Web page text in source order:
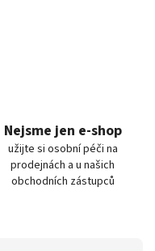
Nejsme jen e-shop
užijte si osobní péči na
prodejnách a u našich
obchodních zástupců